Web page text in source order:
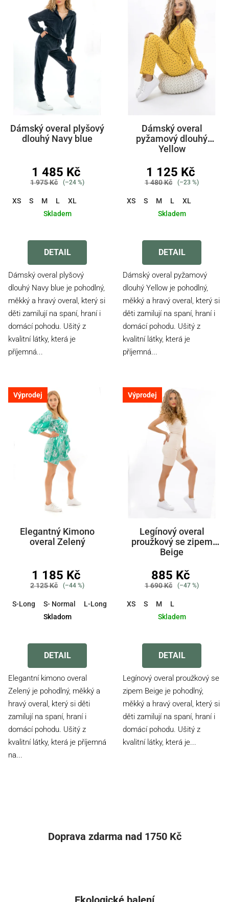
Dámský overal plyšový
dlouhý Navy blue
1 485 Kč
1 975 Kč (–24 %)
XS S M L
XL
Skladem
hodnocení
produktu
4,2
z
5
hvězdiček.
DETAIL
Dámský overal plyšový
dlouhý Navy blue je pohodlný,
měkký a hravý overal, který si
děti zamilují na spaní, hraní i
domácí pohodu. Ušitý z
kvalitní látky, která je
příjemná...
Dámský overal
pyžamový dlouhý
Yellow
1 125 Kč
1 480 Kč (–23 %)
XS S M L
XL
Skladem
hodnocení
produktu
4,4
z
5
hvězdiček.
DETAIL
Dámský overal pyžamový
dlouhý Yellow je pohodlný,
měkký a hravý overal, který si
děti zamilují na spaní, hraní i
domácí pohodu. Ušitý z
kvalitní látky, která je
příjemná...
Výprodej
Elegantný Kimono
overal Zelený
1 185 Kč
2 125 Kč (–44 %)
S-Long S- Normal L-Long L-Normal M-Long
Skladom
DETAIL
Elegantní kimono overal
Zelený je pohodlný, měkký a
hravý overal, který si děti
zamilují na spaní, hraní i
domácí pohodu. Ušitý z
kvalitní látky, která je příjemná
na...
Výprodej
Legínový overal
proužkový se zipem
Beige
885 Kč
1 690 Kč (–47 %)
XS S M
L
Skladem
hodnocení
produktu
5,0
5
hvězdiček.
DETAIL
Legínový overal proužkový se
zipem Beige je pohodlný,
měkký a hravý overal, který si
děti zamilují na spaní, hraní i
domácí pohodu. Ušitý z
kvalitní látky, která je...
Doprava zdarma nad 1750 Kč